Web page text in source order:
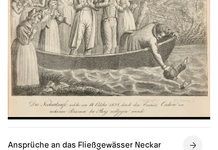
Ansprüche an das Fließgewässer Neckar